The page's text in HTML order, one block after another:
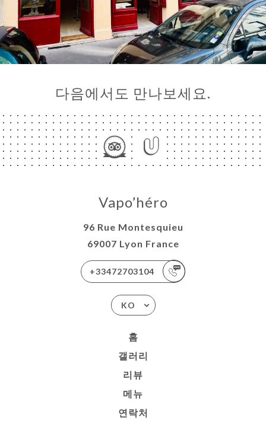
다음에서도 만나보세요.
Vapo’héro
96 Rue Montesquieu
69007 Lyon France
+33472703104
KO
홈
갤러리
리뷰
메뉴
연락처